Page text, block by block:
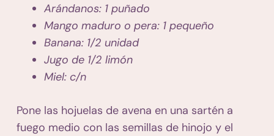
Arándanos: 1 puñado
Mango maduro o pera: 1 pequeño
Banana: 1/2 unidad
Jugo de 1/2 limón
Miel: c/n
Pone las hojuelas de avena en una sartén a
fuego medio con las semillas de hinojo y el